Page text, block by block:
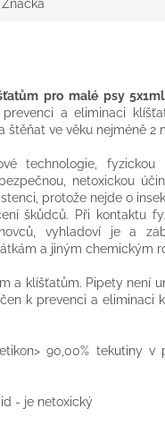
Značka
pro malé psy
a eliminaci
ve věku nejméně 2
technologie, fyzickou
netoxickou
protože nejde o
škůdců. Při kontaktu
vyhladoví je a
a jiným chemickým
a klíšťatům. Pipety není
k prevenci a eliminaci
90,00% tekutiny v
- je netoxický